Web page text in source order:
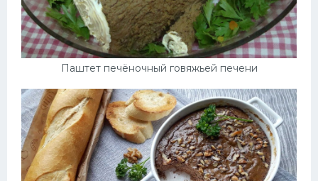
Паштет печёночный говяжьей печени